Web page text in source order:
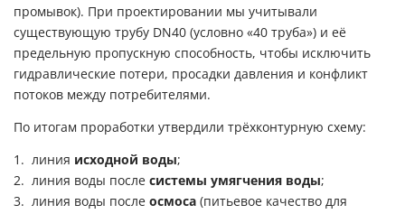
промывок). При проектировании мы учитывали
существующую трубу DN40 (условно «40 труба») и её
предельную пропускную способность, чтобы исключить
гидравлические потери, просадки давления и конфликт
потоков между потребителями.
По итогам проработки утвердили трёхконтурную схему:
линия исходной воды;
линия воды после системы умягчения воды;
линия воды после осмоса (питьевое качество для